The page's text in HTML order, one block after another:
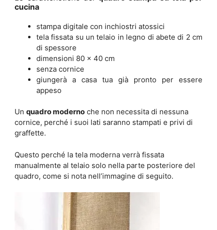
cucina
stampa digitale con inchiostri atossici
tela fissata su un telaio in legno di abete di 2 cm
di spessore
dimensioni 80 x 40 cm
senza cornice
giungerà a casa tua già pronto per essere
appeso
Un quadro moderno che non necessita di nessuna
cornice, perché i suoi lati saranno stampati e privi di
graffette.
Questo perché la tela moderna verrà fissata
manualmente al telaio solo nella parte posteriore del
quadro, come si nota nell’immagine di seguito.